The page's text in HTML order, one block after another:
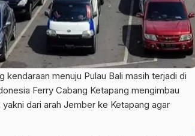
menuju Pulau Bali masih terjadi di
Ferry Cabang Ketapang mengimbau
dari arah Jember ke Ketapang agar